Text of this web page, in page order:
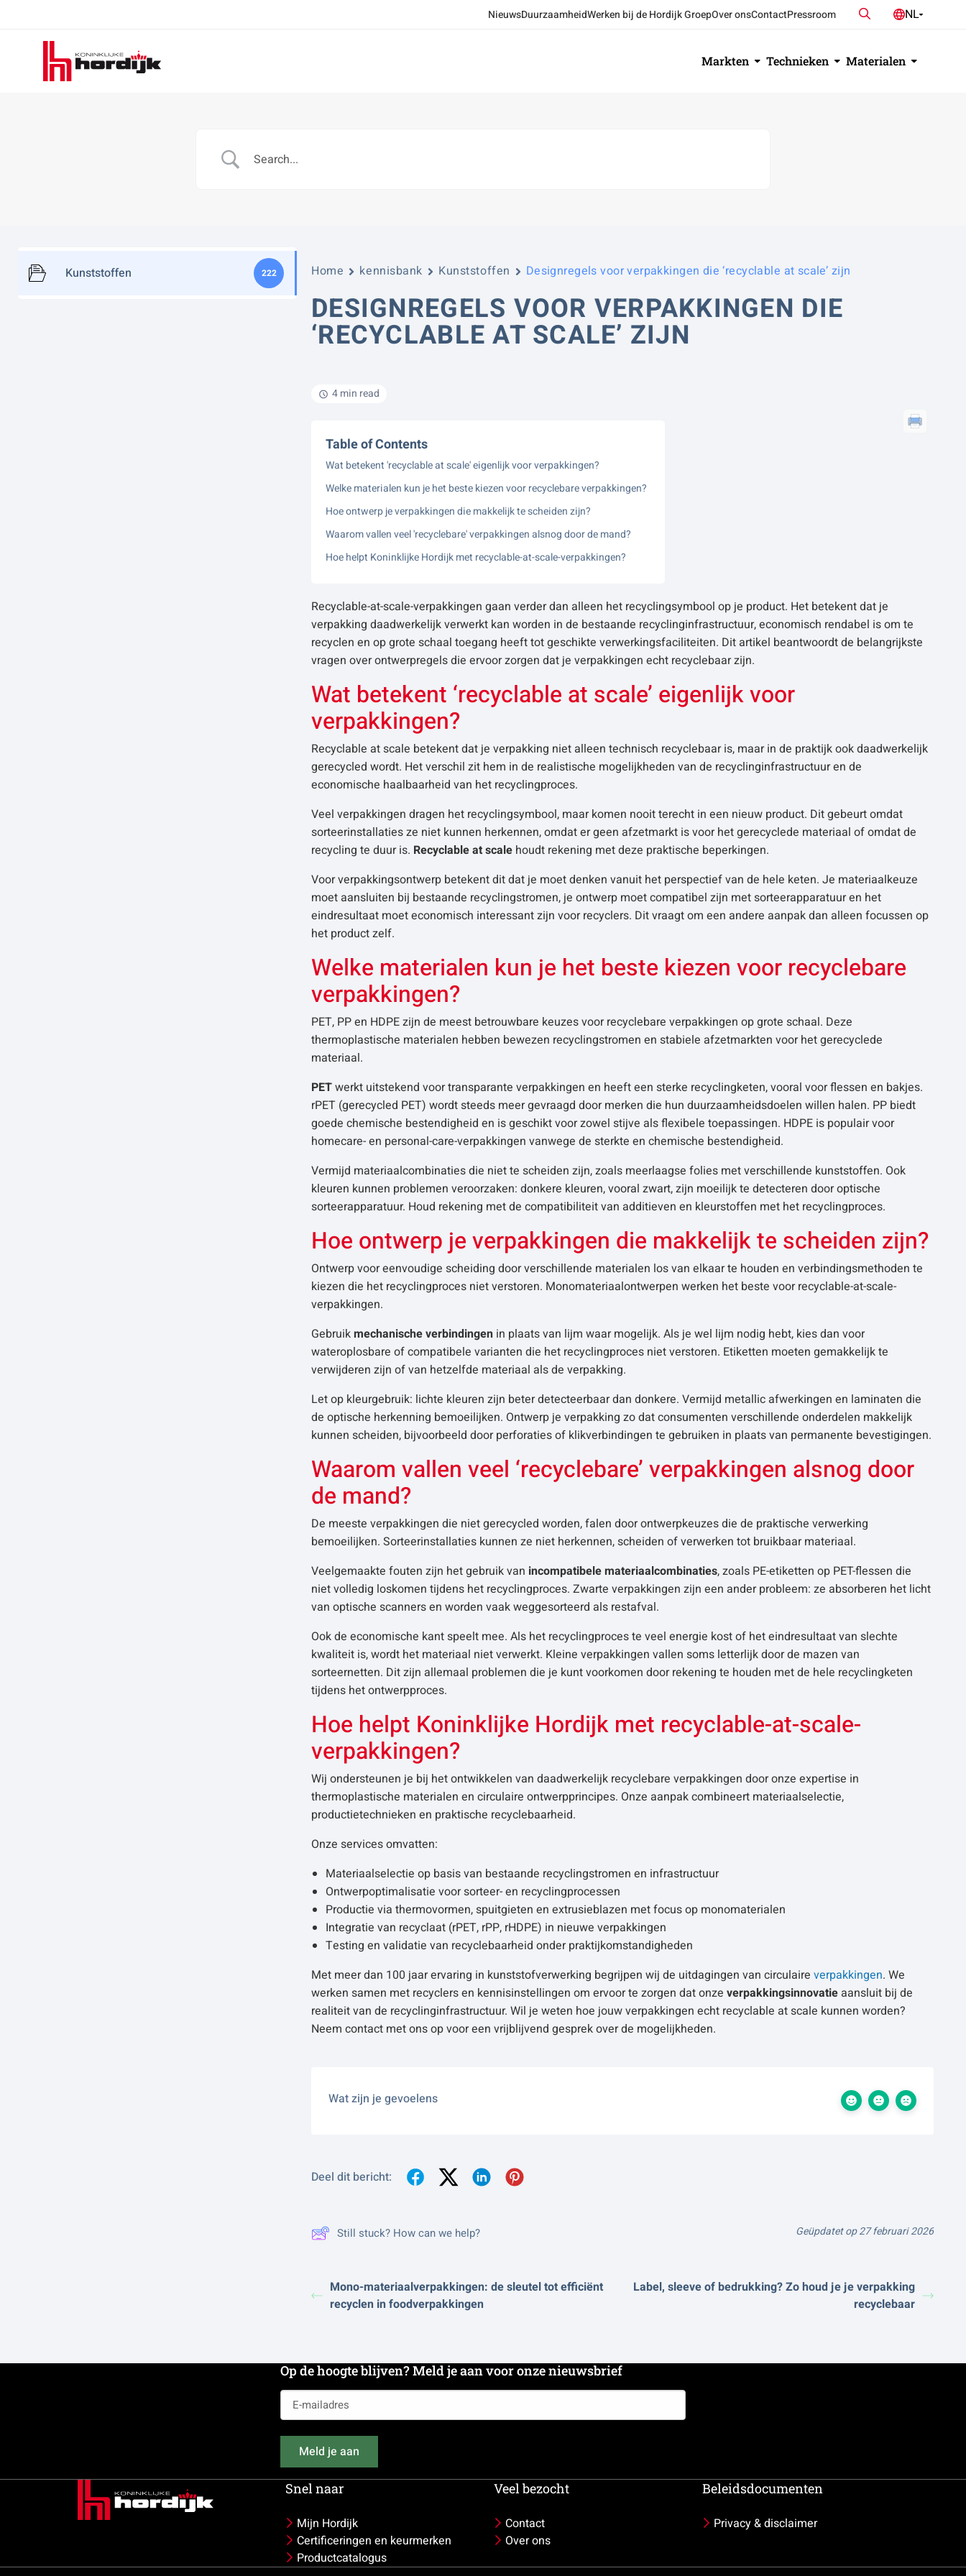
NieuwsDuurzaamheidWerken bij de Hordijk GroepOver onsContactPressroom ZoekenNL
Koninklijke
Hordijk
Markten Technieken Materialen
Kunststoffen 222 Home kennisbank Kunststoffen Designregels voor verpakkingen die ‘recyclable at scale’ zijn
DESIGNREGELS VOOR VERPAKKINGEN DIE
‘RECYCLABLE AT SCALE’ ZIJN
4 min read
Table of Contents
Wat betekent 'recyclable at scale' eigenlijk voor verpakkingen?
Welke materialen kun je het beste kiezen voor recyclebare verpakkingen?
Hoe ontwerp je verpakkingen die makkelijk te scheiden zijn?
Waarom vallen veel 'recyclebare' verpakkingen alsnog door de mand?
Hoe helpt Koninklijke Hordijk met recyclable-at-scale-verpakkingen?
Recyclable-at-scale-verpakkingen gaan verder dan alleen het recyclingsymbool op je product. Het betekent dat je
verpakking daadwerkelijk verwerkt kan worden in de bestaande recyclinginfrastructuur, economisch rendabel is om te
recyclen en op grote schaal toegang heeft tot geschikte verwerkingsfaciliteiten. Dit artikel beantwoordt de belangrijkste
vragen over ontwerpregels die ervoor zorgen dat je verpakkingen echt recyclebaar zijn.
Wat betekent ‘recyclable at scale’ eigenlijk voor
verpakkingen?
Recyclable at scale betekent dat je verpakking niet alleen technisch recyclebaar is, maar in de praktijk ook daadwerkelijk
gerecycled wordt. Het verschil zit hem in de realistische mogelijkheden van de recyclinginfrastructuur en de
economische haalbaarheid van het recyclingproces.
Veel verpakkingen dragen het recyclingsymbool, maar komen nooit terecht in een nieuw product. Dit gebeurt omdat
sorteerinstallaties ze niet kunnen herkennen, omdat er geen afzetmarkt is voor het gerecyclede materiaal of omdat de
recycling te duur is. Recyclable at scale houdt rekening met deze praktische beperkingen.
Voor verpakkingsontwerp betekent dit dat je moet denken vanuit het perspectief van de hele keten. Je materiaalkeuze
moet aansluiten bij bestaande recyclingstromen, je ontwerp moet compatibel zijn met sorteerapparatuur en het
eindresultaat moet economisch interessant zijn voor recyclers. Dit vraagt om een andere aanpak dan alleen focussen op
het product zelf.
Welke materialen kun je het beste kiezen voor recyclebare
verpakkingen?
PET, PP en HDPE zijn de meest betrouwbare keuzes voor recyclebare verpakkingen op grote schaal. Deze
thermoplastische materialen hebben bewezen recyclingstromen en stabiele afzetmarkten voor het gerecyclede
materiaal.
PETwerkt uitstekend voor transparante verpakkingen en heeft een sterke recyclingketen, vooral voor flessen en bakjes.
rPET (gerecycled PET) wordt steeds meer gevraagd door merken die hun duurzaamheidsdoelen willen halen. PP biedt
goede chemische bestendigheid en is geschikt voor zowel stijve als flexibele toepassingen. HDPE is populair voor
homecare- en personal-care-verpakkingen vanwege de sterkte en chemische bestendigheid.
Vermijd materiaalcombinaties die niet te scheiden zijn, zoals meerlaagse folies met verschillende kunststoffen. Ook
kleuren kunnen problemen veroorzaken: donkere kleuren, vooral zwart, zijn moeilijk te detecteren door optische
sorteerapparatuur. Houd rekening met de compatibiliteit van additieven en kleurstoffen met het recyclingproces.
Hoe ontwerp je verpakkingen die makkelijk te scheiden zijn?
Ontwerp voor eenvoudige scheiding door verschillende materialen los van elkaar te houden en verbindingsmethoden te
kiezen die het recyclingproces niet verstoren. Monomateriaalontwerpen werken het beste voor recyclable-at-scale-
verpakkingen.
Gebruikmechanische verbindingen in plaats van lijm waar mogelijk. Als je wel lijm nodig hebt, kies dan voor
wateroplosbare of compatibele varianten die het recyclingproces niet verstoren. Etiketten moeten gemakkelijk te
verwijderen zijn of van hetzelfde materiaal als de verpakking.
Let op kleurgebruik: lichte kleuren zijn beter detecteerbaar dan donkere. Vermijd metallic afwerkingen en laminaten die
de optische herkenning bemoeilijken. Ontwerp je verpakking zo dat consumenten verschillende onderdelen makkelijk
kunnen scheiden, bijvoorbeeld door perforaties of klikverbindingen te gebruiken in plaats van permanente bevestigingen.
Waarom vallen veel ‘recyclebare’ verpakkingen alsnog door
de mand?
De meeste verpakkingen die niet gerecycled worden, falen door ontwerpkeuzes die de praktische verwerking
bemoeilijken. Sorteerinstallaties kunnen ze niet herkennen, scheiden of verwerken tot bruikbaar materiaal.
Veelgemaakte fouten zijn het gebruik van incompatibele materiaalcombinaties, zoals PE-etiketten op PET-flessen die
niet volledig loskomen tijdens het recyclingproces. Zwarte verpakkingen zijn een ander probleem: ze absorberen het licht
van optische scanners en worden vaak weggesorteerd als restafval.
Ook de economische kant speelt mee. Als het recyclingproces te veel energie kost of het eindresultaat van slechte
kwaliteit is, wordt het materiaal niet verwerkt. Kleine verpakkingen vallen soms letterlijk door de mazen van
sorteernetten. Dit zijn allemaal problemen die je kunt voorkomen door rekening te houden met de hele recyclingketen
tijdens het ontwerpproces.
Hoe helpt Koninklijke Hordijk met recyclable-at-scale-
verpakkingen?
Wij ondersteunen je bij het ontwikkelen van daadwerkelijk recyclebare verpakkingen door onze expertise in
thermoplastische materialen en circulaire ontwerpprincipes. Onze aanpak combineert materiaalselectie,
productietechnieken en praktische recyclebaarheid.
Onze services omvatten:
Materiaalselectie op basis van bestaande recyclingstromen en infrastructuur
Ontwerpoptimalisatie voor sorteer- en recyclingprocessen
Productie via thermovormen, spuitgieten en extrusieblazen met focus op monomaterialen
Integratie van recyclaat (rPET, rPP, rHDPE) in nieuwe verpakkingen
Testing en validatie van recyclebaarheid onder praktijkomstandigheden
Met meer dan 100 jaar ervaring in kunststofverwerking begrijpen wij de uitdagingen van circulaireverpakkingen. We
werken samen met recyclers en kennisinstellingen om ervoor te zorgen dat onzeverpakkingsinnovatie aansluit bij de
realiteit van de recyclinginfrastructuur. Wil je weten hoe jouw verpakkingen echt recyclable at scale kunnen worden?
Neem contact met ons op voor een vrijblijvend gesprek over de mogelijkheden.
Wat zijn je gevoelens
Deel dit bericht:
Still stuck? How can we help? Geüpdatet op 27 februari 2026
Mono-materiaalverpakkingen: de sleutel tot efficiënt
recyclen in foodverpakkingen
Label, sleeve of bedrukking? Zo houd je je verpakking
recyclebaar
Op de hoogte blijven? Meld je aan voor onze nieuwsbrief
mailadres
(Vereist)
Meld je aan
Snel naar
Mijn Hordijk
Certificeringen en keurmerken
Productcatalogus
Veel bezocht
Contact
Over ons
Beleidsdocumenten
Privacy & disclaimer